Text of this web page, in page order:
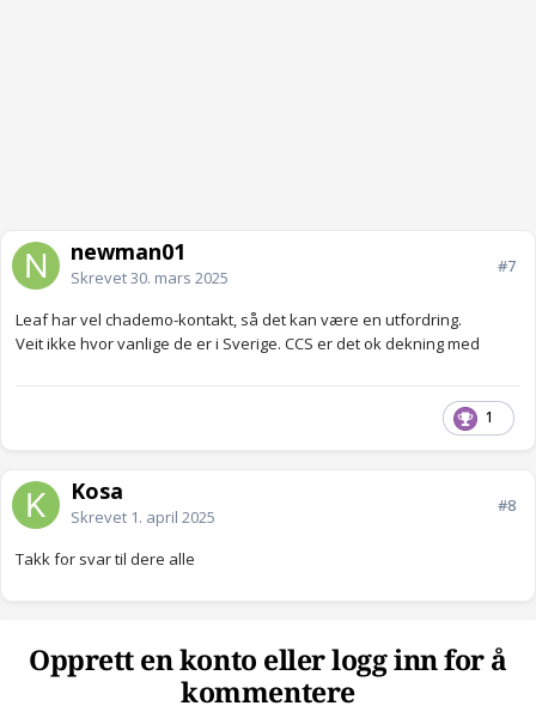
newman01
Skrevet30. mars 2025
#7
Leaf har vel chademo-kontakt, så det kan være en utfordring.
Veit ikke hvor vanlige de er i Sverige. CCS er det ok dekning med
1
Kosa
Skrevet 1. april 2025
#8
Takk for svar til dere alle
Opprett en konto eller logg inn for å
kommentere